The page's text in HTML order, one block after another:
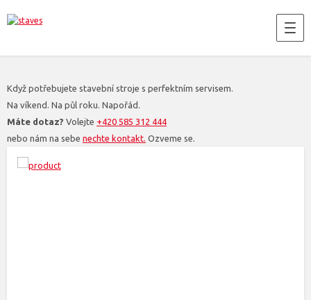
Když potřebujete stavební stroje s perfektním servisem.
Na víkend. Na půl roku. Napořád.
Máte dotaz? Volejte +420 585 312 444
nebo nám na sebe nechte kontakt. Ozveme se.